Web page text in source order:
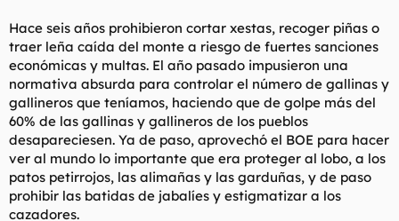
Hace seis años prohibieron cortar xestas, recoger piñas o
traer leña caída del monte a riesgo de fuertes sanciones
económicas y multas. El año pasado impusieron una
normativa absurda para controlar el número de gallinas y
gallineros que teníamos, haciendo que de golpe más del
60% de las gallinas y gallineros de los pueblos
desapareciesen. Ya de paso, aprovechó el BOE para hacer
ver al mundo lo importante que era proteger al lobo, a los
patos petirrojos, las alimañas y las garduñas, y de paso
prohibir las batidas de jabalíes y estigmatizar a los
cazadores.